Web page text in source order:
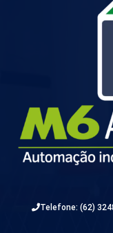
Telefone: (62)